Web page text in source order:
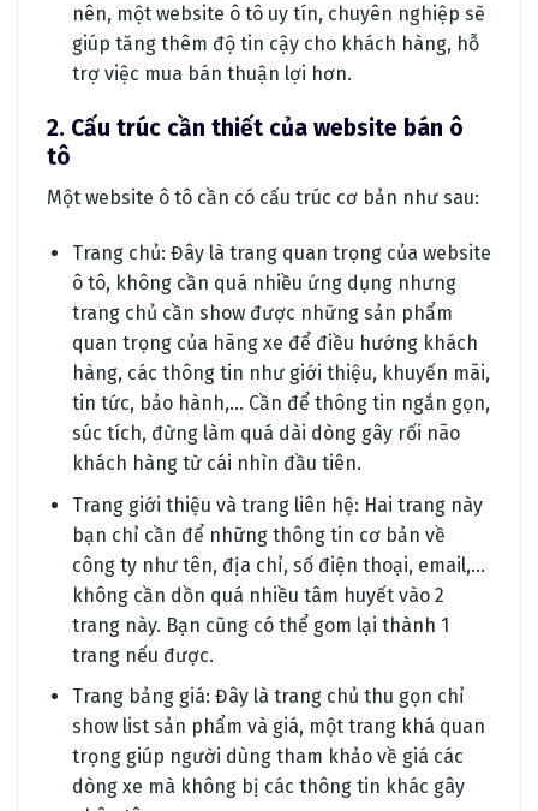
nên, một website ô tô uy tín, chuyên nghiệp sẽ
giúp tăng thêm độ tin cậy cho khách hàng, hỗ
trợ việc mua bán thuận lợi hơn.
2. Cấu trúc cần thiết của website bán ô
tô
Một website ô tô cần có cấu trúc cơ bản như sau:
Trang chủ: Đây là trang quan trọng của website
ô tô, không cần quá nhiều ứng dụng nhưng
trang chủ cần show được những sản phẩm
quan trọng của hãng xe để điều hướng khách
hàng, các thông tin như giới thiệu, khuyến mãi,
tin tức, bảo hành,… Cần để thông tin ngắn gọn,
súc tích, đừng làm quá dài dòng gây rối não
khách hàng từ cái nhìn đầu tiên.
Trang giới thiệu và trang liên hệ: Hai trang này
bạn chỉ cần để những thông tin cơ bản về
công ty như tên, địa chỉ, số điện thoại, email,…
không cần dồn quá nhiều tâm huyết vào 2
trang này. Bạn cũng có thể gom lại thành 1
trang nếu được.
Trang bảng giá: Đây là trang chủ thu gọn chỉ
show list sản phẩm và giá, một trang khá quan
trọng giúp người dùng tham khảo về giá các
dòng xe mà không bị các thông tin khác gây